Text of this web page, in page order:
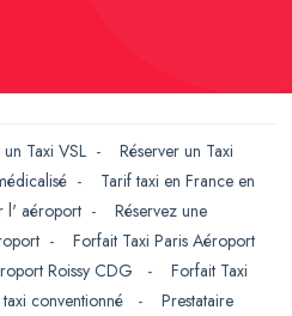
Taxi VSL - Réserver un Taxi
- Tarif taxi en France en
l' aéroport - Réservez une
- Forfait Taxi Paris Aéroport
Roissy CDG - Forfait Taxi
conventionné - Prestataire